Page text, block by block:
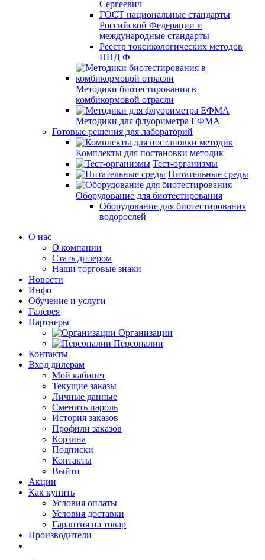
Сергеевич
ГОСТ национальные стандарты
Российской Федерации и
международные стандарты
Реестр токсикологических методов
ПНД Ф
Методики биотестирования в
комбикормовой отрасли
Методики для флуориметра ЕФМА
Готовые решения для лабораторий
Комплекты для постановки методик
Тест-организмы
Питательные среды
Оборудование для биотестирования
Оборудование для биотестирования
водорослей
О нас
О компании
Стать дилером
Наши торговые знаки
Новости
Инфо
Обучение и услуги
Галерея
Партнеры
Организации
Персоналии
Контакты
Вход дилерам
Мой кабинет
Текущие заказы
Личные данные
Сменить пароль
История заказов
Профили заказов
Корзина
Подписки
Контакты
Выйти
Акции
Как купить
Условия оплаты
Условия доставки
Гарантия на товар
Производители